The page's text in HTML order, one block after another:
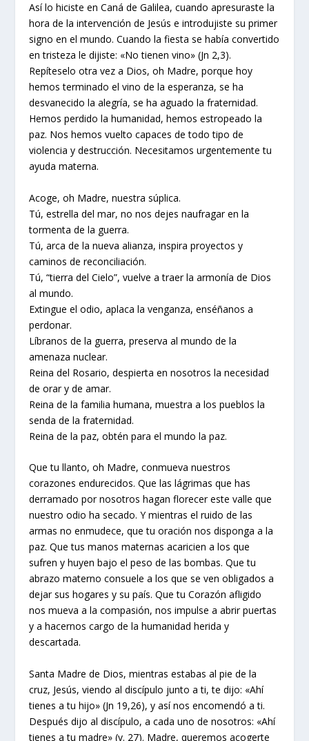
Así lo hiciste en Caná de Galilea, cuando apresuraste la
hora de la intervención de Jesús e introdujiste su primer
signo en el mundo. Cuando la fiesta se había convertido
en tristeza le dijiste: «No tienen vino» (Jn 2,3).
Repíteselo otra vez a Dios, oh Madre, porque hoy
hemos terminado el vino de la esperanza, se ha
desvanecido la alegría, se ha aguado la fraternidad.
Hemos perdido la humanidad, hemos estropeado la
paz. Nos hemos vuelto capaces de todo tipo de
violencia y destrucción. Necesitamos urgentemente tu
ayuda materna.
Acoge, oh Madre, nuestra súplica.
Tú, estrella del mar, no nos dejes naufragar en la
tormenta de la guerra.
Tú, arca de la nueva alianza, inspira proyectos y
caminos de reconciliación.
Tú, “tierra del Cielo”, vuelve a traer la armonía de Dios
al mundo.
Extingue el odio, aplaca la venganza, enséñanos a
perdonar.
Líbranos de la guerra, preserva al mundo de la
amenaza nuclear.
Reina del Rosario, despierta en nosotros la necesidad
de orar y de amar.
Reina de la familia humana, muestra a los pueblos la
senda de la fraternidad.
Reina de la paz, obtén para el mundo la paz.
Que tu llanto, oh Madre, conmueva nuestros
corazones endurecidos. Que las lágrimas que has
derramado por nosotros hagan florecer este valle que
nuestro odio ha secado. Y mientras el ruido de las
armas no enmudece, que tu oración nos disponga a la
paz. Que tus manos maternas acaricien a los que
sufren y huyen bajo el peso de las bombas. Que tu
abrazo materno consuele a los que se ven obligados a
dejar sus hogares y su país. Que tu Corazón afligido
nos mueva a la compasión, nos impulse a abrir puertas
y a hacernos cargo de la humanidad herida y
descartada.
Santa Madre de Dios, mientras estabas al pie de la
cruz, Jesús, viendo al discípulo junto a ti, te dijo: «Ahí
tienes a tu hijo» (Jn 19,26), y así nos encomendó a ti.
Después dijo al discípulo, a cada uno de nosotros: «Ahí
tienes a tu madre» (v. 27). Madre, queremos acogerte